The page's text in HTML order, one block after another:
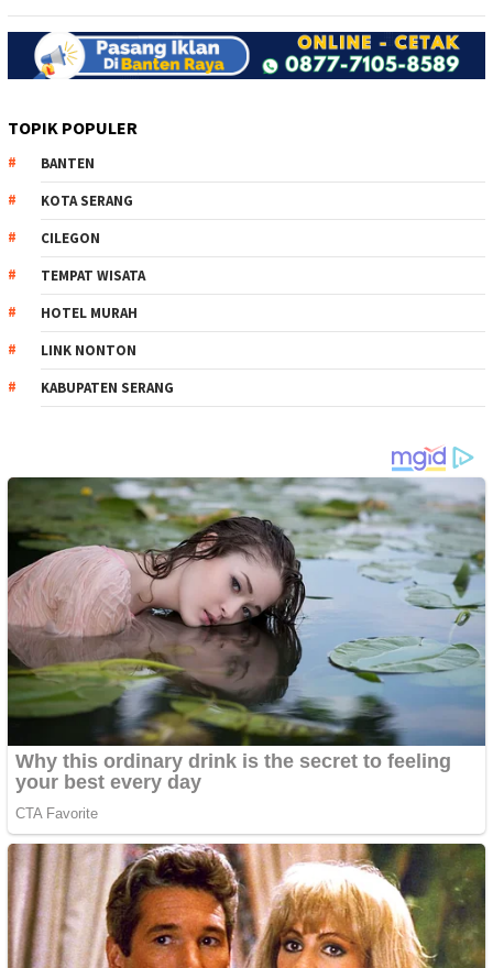
TOPIK POPULER
BANTEN
KOTA SERANG
CILEGON
TEMPAT WISATA
HOTEL MURAH
LINK NONTON
KABUPATEN SERANG